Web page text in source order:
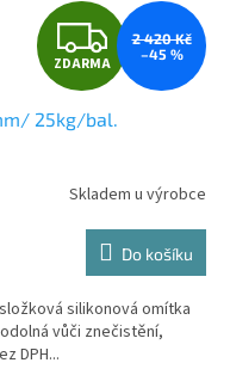
Z
D
A
R
M
A
ZDARMA
2 420 Kč
–45 %
25kg/bal.
Skladem u výrobce
Do košíku
silikonová omítka
vůči znečistění,
DPH...